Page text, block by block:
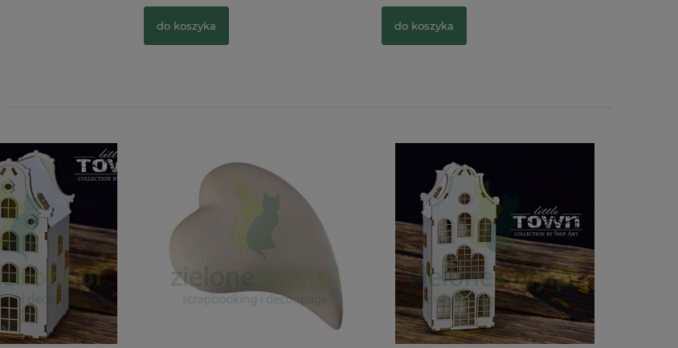
do koszyka do koszyka